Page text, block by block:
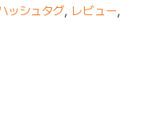
ッシュタグ, レビュー,